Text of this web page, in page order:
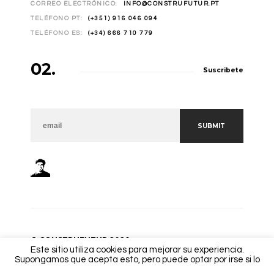
CORREO ELECTRÓNICO: INFO@CONSTRUFUTUR.PT
TELÉFONO PT: (+351) 916 046 094
TELÉFONO ES: (+34) 666 710 779
02. Suscribete
NEWSLETTER SUBMIT
© CONSTRUFUTUR 2020
Este sitio utiliza cookies para mejorar su experiencia.
Supongamos que acepta esto, pero puede optar por irse si lo